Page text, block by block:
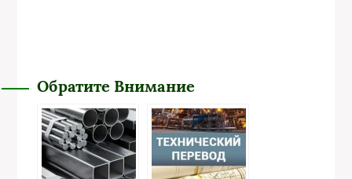
Обратите Внимание